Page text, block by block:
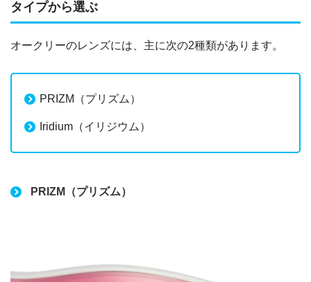
タイプから選ぶ
オークリーのレンズには、主に次の2種類があります。
PRIZM（プリズム）
Iridium（イリジウム）
PRIZM（プリズム）